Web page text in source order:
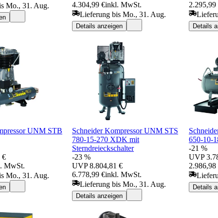
Mo., 31. Aug. 4.304,99 €inkl. MwSt.
Lieferung bis Mo., 31. Aug.
Details anzeigen
2.295,99
Details
UNM STB
€
MwSt.
Mo., 31. Aug.
Schneider Kompressor UNM STS
780-15-270 XDK mit
Sterndreieckschalter
-23 %
UVP 8.804,81 €
6.778,99 €inkl. MwSt.
Lieferung bis Mo., 31. Aug.
Details anzeigen
650-10-
-21 %
UVP
2.986,98
Details